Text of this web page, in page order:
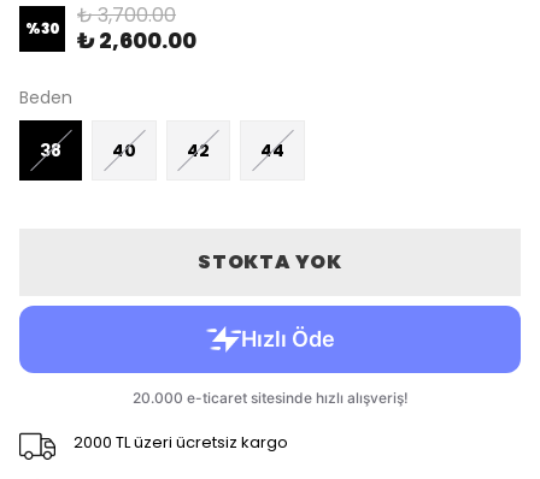
%30 ₺ 3,700.00
₺ 2,600.00
Beden
38 40 42 44
STOKTA YOK
2000 TL üzeri ücretsiz kargo